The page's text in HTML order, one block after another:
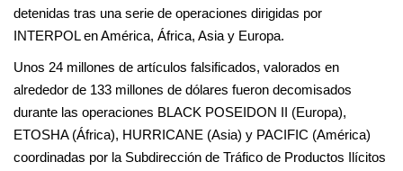
detenidas tras una serie de operaciones dirigidas por
INTERPOL en América, África, Asia y Europa.
Unos 24 millones de artículos falsificados, valorados en
alrededor de 133 millones de dólares fueron decomisados
durante las operaciones BLACK POSEIDON II (Europa),
ETOSHA (África), HURRICANE (Asia) y PACIFIC (América)
coordinadas por la Subdirección de Tráfico de Productos Ilícitos